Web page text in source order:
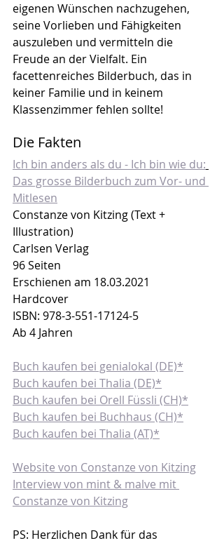
eigenen Wünschen nachzugehen,
seine Vorlieben und Fähigkeiten
auszuleben und vermitteln die
Freude an der Vielfalt. Ein
facettenreiches Bilderbuch, das in
keiner Familie und in keinem
Klassenzimmer fehlen sollte!
Die Fakten
Ich bin anders als du - Ich bin wie du:
Das grosse Bilderbuch zum Vor- und
Mitlesen
Constanze von Kitzing (Text +
Illustration)
Carlsen Verlag
96 Seiten
Erschienen am 18.03.2021
Hardcover
ISBN: 978-3-551-17124-5
Ab 4 Jahren
Buch kaufen bei genialokal (DE)*
Buch kaufen bei Thalia (DE)*
Buch kaufen bei Orell Füssli (CH)*
Buch kaufen bei Buchhaus (CH)*
Buch kaufen bei Thalia (AT)*
Website von Constanze von Kitzing
Interview von mint & malve mit
Constanze von Kitzing
PS: Herzlichen Dank für das